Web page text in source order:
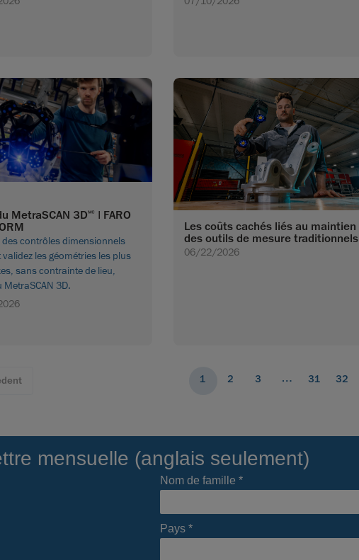
MetraSCAN 3D🅪 | FARO
des contrôles dimensionnels
validez les géométries les plus
sans contrainte de lieu,
MetraSCAN 3D.
Les coûts cachés liés au maintien
des outils de mesure traditionnels
06/22/2026
1 2 3 … 31 32